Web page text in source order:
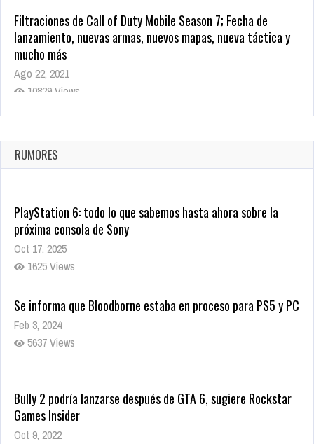
Filtraciones de Call of Duty Mobile Season 7; Fecha de
lanzamiento, nuevas armas, nuevos mapas, nueva táctica y
mucho más
Ago 22, 2021
10829 Views
La configuración de Call of Duty 2021 aparentemente ya fue
Ago 8, 2021
10010 Views
RUMORES
PlayStation 6: todo lo que sabemos hasta ahora sobre la
próxima consola de Sony
Oct 17, 2025
1625 Views
Se informa que Bloodborne estaba en proceso para PS5 y PC
Feb 3, 2024
5637 Views
Bully 2 podría lanzarse después de GTA 6, sugiere Rockstar
Games Insider
Oct 9, 2022